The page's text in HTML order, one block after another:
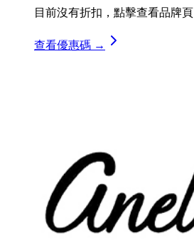
目前沒有折扣，點擊查看品牌頁
查看優惠碼 →